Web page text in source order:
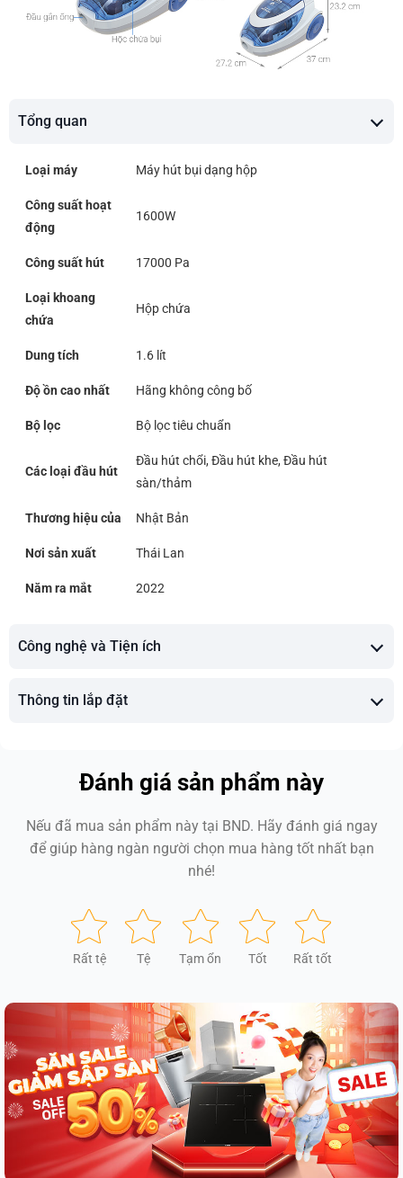
Tổng quan
Loại máy Máy hút bụi dạng hộp
Công suất hoạt
động
1600W
Công suất hút 17000 Pa
Loại khoang
chứa
Hộp chứa
Dung tích 1.6 lít
Độ ồn cao nhất Hãng không công bố
Bộ lọc Bộ lọc tiêu chuẩn
Các loại đầu hút
Đầu hút chổi, Đầu hút khe, Đầu hút
sàn/thảm
Thương hiệu của Nhật Bản
Nơi sản xuất Thái Lan
Năm ra mắt 2022
Công nghệ và Tiện ích
Thông tin lắp đặt
Đánh giá sản phẩm này
Nếu đã mua sản phẩm này tại BND. Hãy đánh giá ngay
để giúp hàng ngàn người chọn mua hàng tốt nhất bạn
nhé!
Rất tệ Tệ Tạm ổn Tốt Rất tốt